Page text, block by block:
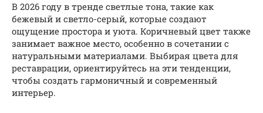
В 2026 году в тренде светлые тона, такие как
бежевый и светло-серый, которые создают
ощущение простора и уюта. Коричневый цвет также
занимает важное место, особенно в сочетании с
натуральными материалами. Выбирая цвета для
реставрации, ориентируйтесь на эти тенденции,
чтобы создать гармоничный и современный
интерьер.